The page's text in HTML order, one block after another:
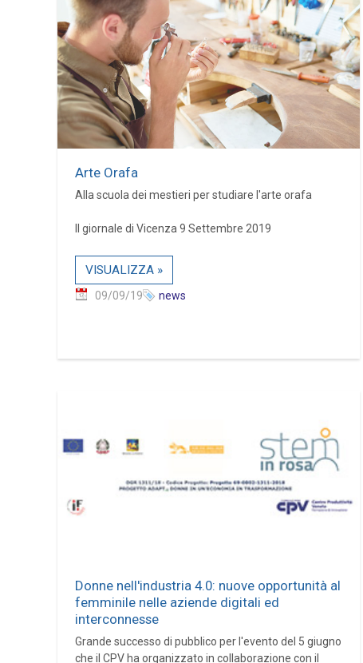
Arte Orafa
Alla scuola dei mestieri per studiare l'arte orafa
Il giornale di Vicenza 9 Settembre 2019
VISUALIZZA »
09/09/19 news
Donne nell'industria 4.0: nuove opportunità al
femminile nelle aziende digitali ed
interconnesse
Grande successo di pubblico per l'evento del 5 giugno
che il CPV ha organizzato in collaborazione con il